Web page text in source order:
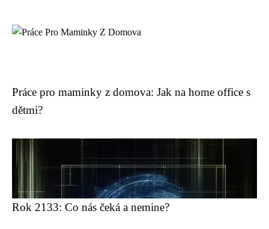
Práce pro maminky z domova: Jak na home office s
dětmi?
Rok 2133: Co nás čeká a nemine?